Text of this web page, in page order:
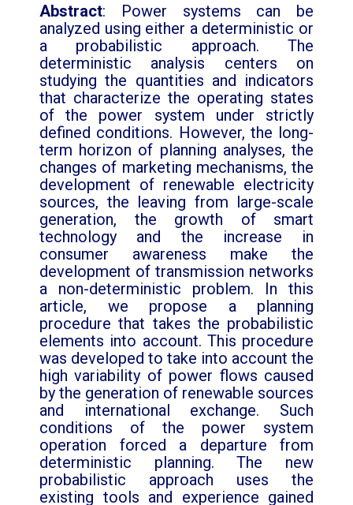
Abstract: Power systems can be
analyzed using either a deterministic or
a probabilistic approach. The
deterministic analysis centers on
studying the quantities and indicators
that characterize the operating states
of the power system under strictly
defined conditions. However, the long-
term horizon of planning analyses, the
changes of marketing mechanisms, the
development of renewable electricity
sources, the leaving from large-scale
generation, the growth of smart
technology and the increase in
consumer awareness make the
development of transmission networks
a non-deterministic problem. In this
article, we propose a planning
procedure that takes the probabilistic
elements into account. This procedure
was developed to take into account the
high variability of power flows caused
by the generation of renewable sources
and international exchange. Such
conditions of the power system
operation forced a departure from
deterministic planning. The new
probabilistic approach uses the
existing tools and experience gained